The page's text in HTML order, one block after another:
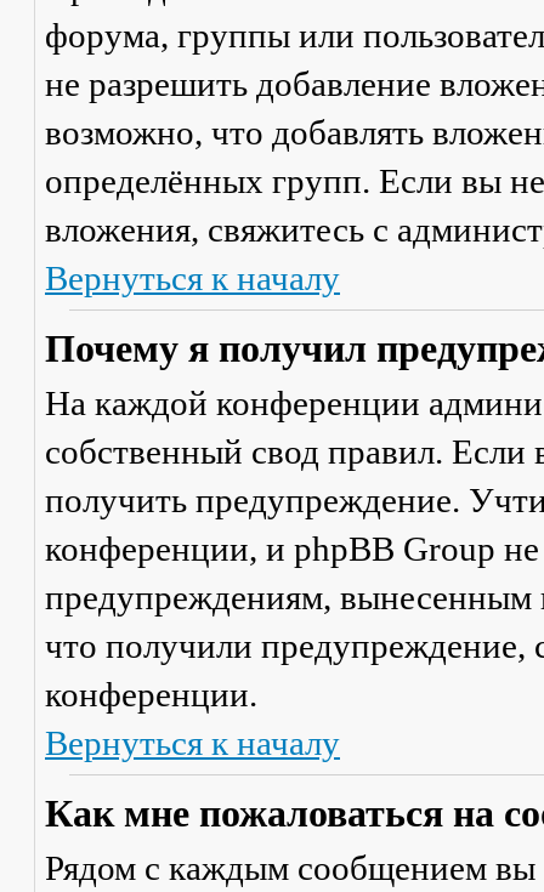
форума, группы или
не разрешить добавление
возможно, что добавлять
определённых групп. Если вы
вложения, свяжитесь с
Вернуться к началу
Почему я получил
На каждой конференции
собственный свод правил.
получить предупреждение.
конференции, и phpBB Group
предупреждениям, вынесенным
что получили предупреждение,
конференции.
Вернуться к началу
Как мне пожаловаться на
Рядом с каждым сообщением вы